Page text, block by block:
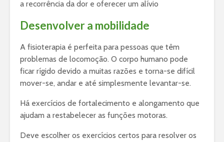
a recorrência da dor e oferecer um alívio
Desenvolver a mobilidade
A fisioterapia é perfeita para pessoas que têm
problemas de locomoção. O corpo humano pode
ficar rígido devido a muitas razões e torna-se difícil
mover-se, andar e até simplesmente levantar-se.
Há exercícios de fortalecimento e alongamento que
ajudam a restabelecer as funções motoras.
Deve escolher os exercícios certos para resolver os